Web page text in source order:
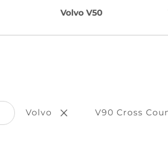
Volvo V50
valinta
Volvo Poista valinta
V90 Cross